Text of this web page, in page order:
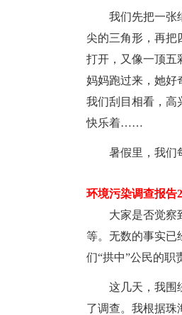
我们先把一张纸
尖的三角形，再把
打开，又像一顶五
妈妈跑过来，她好
我们刮目相看，高
快乐着……
暑假里，我们每
环境污染调查报告2
大家是否觉察到
等。无数的事实已
们“拱中”公民的职
这几天，我围绕
了调查。我根据珠